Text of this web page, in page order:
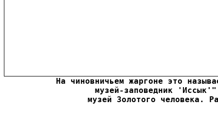
На чиновничьем жаргоне это
музей-заповедник
музей Золотого человека.